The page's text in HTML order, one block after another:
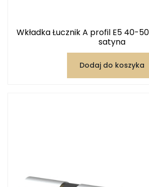
Wkładka Łucznik A profil E5 40-
satyna
Dodaj do koszyka